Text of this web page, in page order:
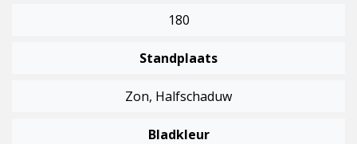
180
Standplaats
Zon, Halfschaduw
Bladkleur